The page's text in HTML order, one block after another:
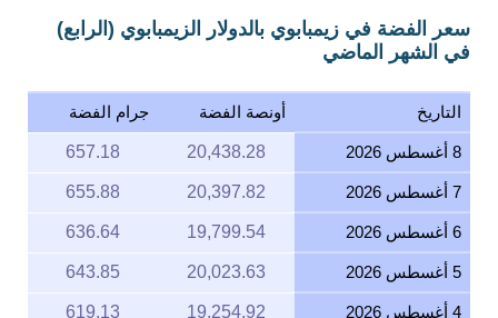
سعر الفضة في زيمبابوي بالدولار الزيمبابوي (الرابع)
في الشهر الماضي
التاريخ أونصة الفضة جرام الفضة
8 أغسطس 2026 20,438.28
657.18
7 أغسطس 2026 20,397.82
655.88
6 أغسطس 2026 19,799.54
636.64
5 أغسطس 2026 20,023.63
643.85
4 أغسطس 2026 19,254.92
619.13